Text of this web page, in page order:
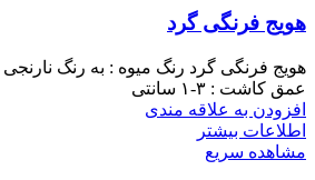
هویج فرنگی گرد
هویج فرنگی گرد رنگ میوه : به رنگ
عمق کاشت : ۳-۱ سانتی
افزودن به علاقه مندی
اطلاعات بیشتر
مشاهده سریع